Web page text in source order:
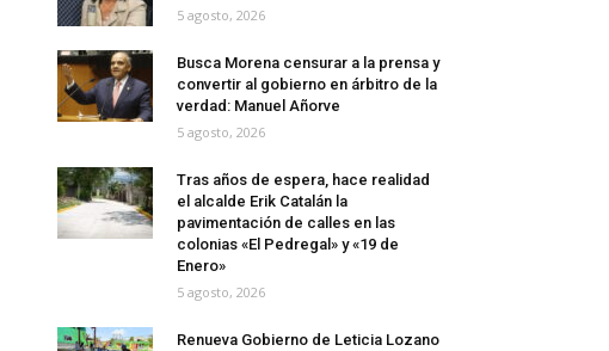
5 agosto, 2026
Busca Morena censurar a la prensa y
convertir al gobierno en árbitro de la
verdad: Manuel Añorve
5 agosto, 2026
Tras años de espera, hace realidad
el alcalde Erik Catalán la
pavimentación de calles en las
colonias «El Pedregal» y «19 de
Enero»
5 agosto, 2026
Renueva Gobierno de Leticia Lozano